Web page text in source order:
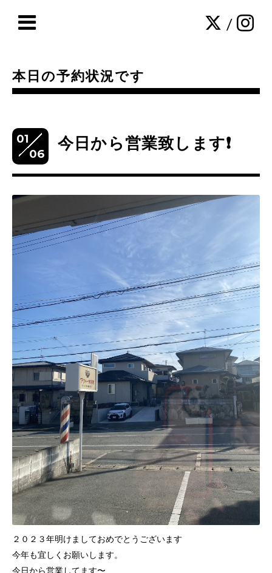
/
本日の予約状況です
01
06
今日から営業致します❗️
２０２３年明けましておめでとうございます
今年も宜しくお願いします。
今日から営業してます〜